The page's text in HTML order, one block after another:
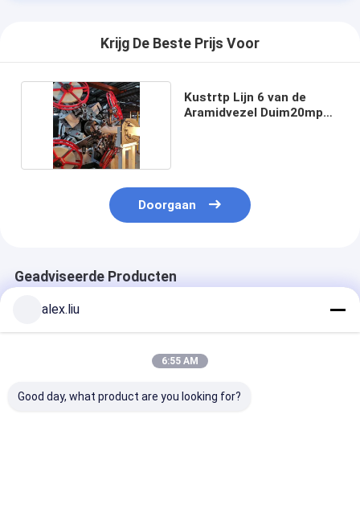
Krijg De Beste Prijs Voor
Kustrtp Lijn 6 van de
Aramidvezel Duim20mpa
Doorgaan
Geadviseerde Producten
alex.liu
6:55 AM
Good day, what product are you looking for?